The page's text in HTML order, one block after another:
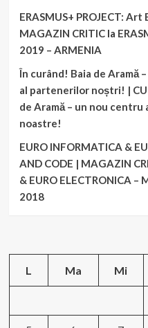
ERASMUS+ PROJECT:
MAGAZIN CRITICla
2019 – ARMENIA
În curând! Baia de Aramă
al partenerilor noștri! |
de Aramă – un nou
noastre!
EURO INFORMATICA &
AND CODE | MAGAZIN
& EURO ELECTRONICA –
2018
L Ma Mi